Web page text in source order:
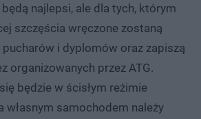
najlepsi, ale dla tych, którym
szczęścia wręczone zostaną
i dyplomów oraz zapiszą
organizowanych przez ATG.
będzie w ścisłym reżimie
własnym samochodem należy